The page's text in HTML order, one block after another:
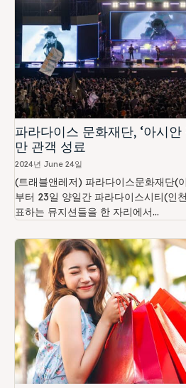
파라다이스 문화재단, ‘아시
만 관객 성료
2024년 June 24일
(트래블앤레저) 파라다이스문화재단(
부터 23일 양일간 파라다이스시티(인
표하는 뮤지션들을 한 자리에서...